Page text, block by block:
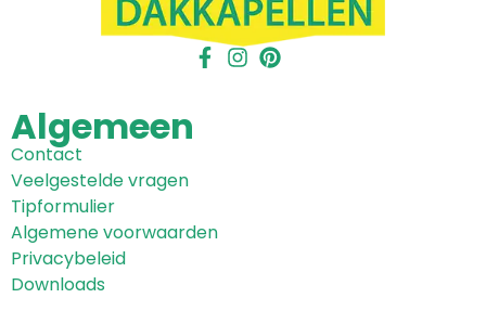
Algemeen
Contact
Veelgestelde vragen
Tipformulier
Algemene voorwaarden
Privacybeleid
Downloads